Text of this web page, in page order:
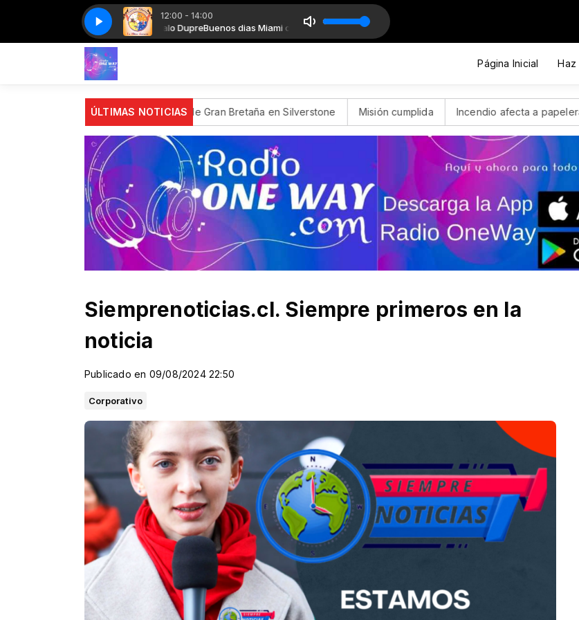
12:00 - 14:00
Buenos dias Miami con Gonzalo DupreBuenos dias Miami con Gonzalo Dupre
- Me Haces Tanto Bien_bWQul83KtqI (1)Amistades Peligrosas - Me Haces Tanto Bien_bWQul83KtqI (1)
Página Inicial Haz
ÚLTIMAS NOTICIAS
del Gran Premio de Gran Bretaña en Silverstone Misión cumplida Incendio afecta a papelera en Puente
Siemprenoticias.cl. Siempre primeros en la
noticia
Publicado en 09/08/2024 22:50
Corporativo